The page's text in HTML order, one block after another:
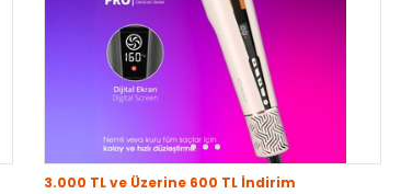
3.000 TL ve Üzerine 600 TL İndirim